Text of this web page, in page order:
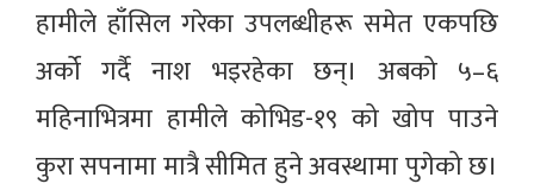
हामीले हाँसिल गरेका उपलब्धीहरू समेत एकपछि
अर्को गर्दै नाश भइरहेका छन्। अबको ५–६
महिनाभित्रमा हामीले कोभिड-१९ को खोप पाउने
कुरा सपनामा मात्रै सीमित हुने अवस्थामा पुगेको छ।